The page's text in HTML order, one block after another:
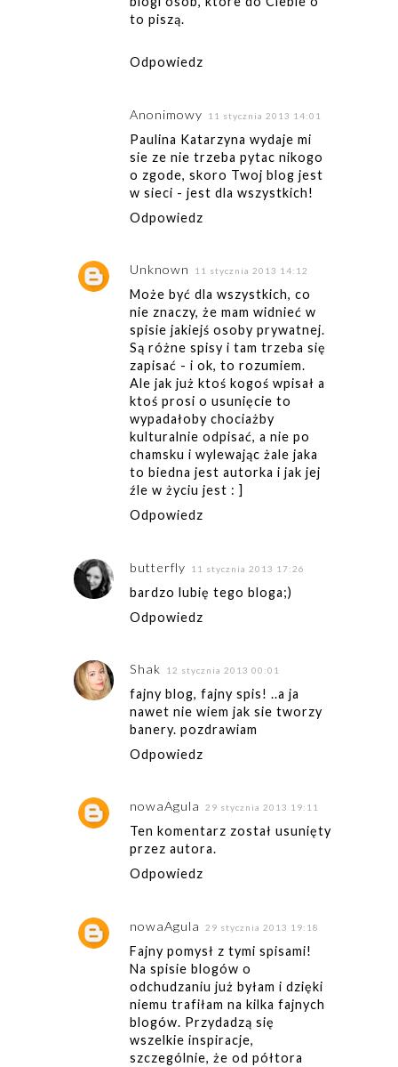
to piszą.
Odpowiedz
Anonimowy 11 stycznia 2013 14:01
Paulina Katarzyna wydaje mi
sie ze nie trzeba pytac nikogo
o zgode, skoro Twoj blog jest
w sieci - jest dla wszystkich!
Odpowiedz
Unknown 11 stycznia 2013 14:12
Może być dla wszystkich, co
nie znaczy, że mam widnieć w
spisie jakiejś osoby prywatnej.
Są różne spisy i tam trzeba się
zapisać - i ok, to rozumiem.
Ale jak już ktoś kogoś wpisał a
ktoś prosi o usunięcie to
wypadałoby chociażby
kulturalnie odpisać, a nie po
chamsku i wylewając żale jaka
to biedna jest autorka i jak jej
źle w życiu jest : ]
Odpowiedz
butterfly 11 stycznia 2013 17:26
bardzo lubię tego bloga;)
Odpowiedz
Shak 12 stycznia 2013 00:01
fajny blog, fajny spis! ..a ja
nawet nie wiem jak sie tworzy
banery. pozdrawiam
Odpowiedz
nowaAgula 29 stycznia 2013 19:11
Ten komentarz został usunięty
przez autora.
Odpowiedz
nowaAgula 29 stycznia 2013 19:18
Fajny pomysł z tymi spisami!
Na spisie blogów o
odchudzaniu już byłam i dzięki
niemu trafiłam na kilka fajnych
blogów. Przydadzą się
wszelkie inspiracje,
szczególnie, że od półtora